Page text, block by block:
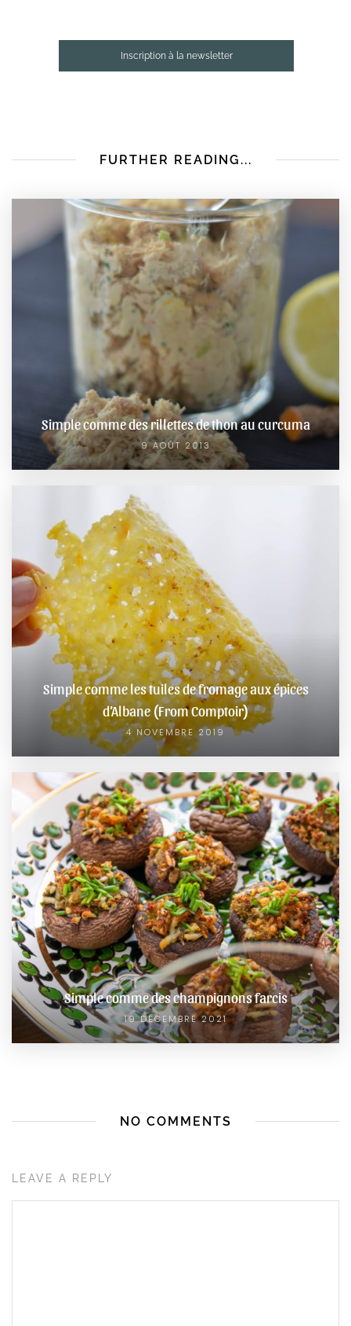
Inscription à la newsletter
FURTHER READING...
Simple comme des rillettes de thon au curcuma
9 AOÛT 2013
Simple comme les tuiles de fromage aux épices
d’Albane (From Comptoir)
4 NOVEMBRE 2019
Simple comme des champignons farcis
19 DÉCEMBRE 2021
NO COMMENTS
LEAVE A REPLY